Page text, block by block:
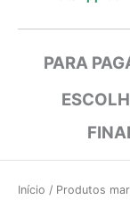
PARA
Início / Produtos